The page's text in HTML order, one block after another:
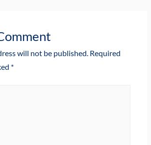
will not be published. Required
*